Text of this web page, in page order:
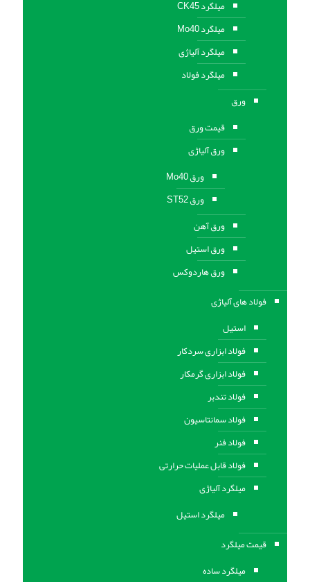
میلگرد CK45
میلگرد Mo40
میلگرد آلیاژی
میلگرد فولاد
ورق
قیمت ورق
ورق آلیاژی
ورق Mo40
ورق ST52
ورق آهن
ورق استيل
ورق هاردوکس
فولاد های آلیاژی
استیل
فولاد ابزاری سردکار
فولاد ابزاری گرمکار
فولاد تندبر
فولاد سمانتاسیون
فولاد فنر
فولاد قابل عملیات حرارتی
ميلگرد آلیاژی
میلگرد استیل
قیمت میلگرد
میلگرد ساده